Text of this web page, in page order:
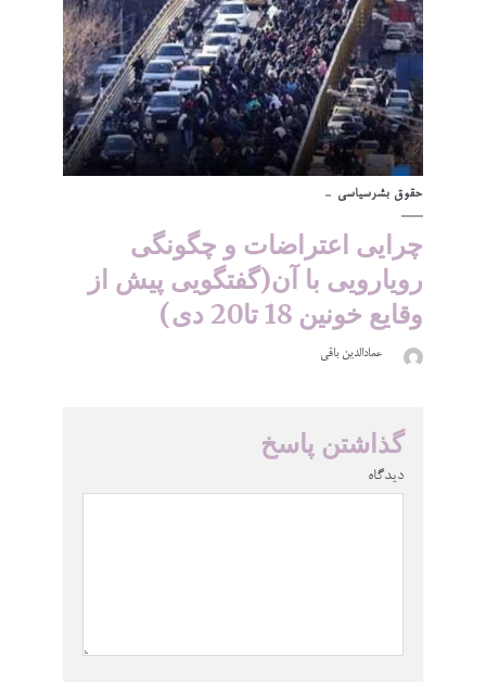
حقوق بشرسیاسی
چرایی اعتراضات و چگونگی
رویارویی با آن(گفتگویی پیش از
وقایع خونین 18 تا20 دی)
عمادالدین باقی
گذاشتن پاسخ
دیدگاه